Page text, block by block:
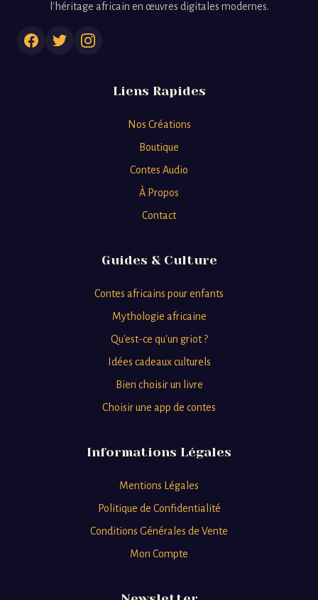
l'héritage africain en œuvres digitales modernes.
Liens Rapides
Nos Créations
Boutique
Contes Audio
À Propos
Contact
Guides & Culture
Contes africains pour enfants
Mythologie africaine
Qu'est-ce qu'un griot ?
Idées cadeaux culturels
Bien choisir un livre
Choisir une app de contes
Informations Légales
Mentions Légales
Politique de Confidentialité
Conditions Générales de Vente
Mon Compte